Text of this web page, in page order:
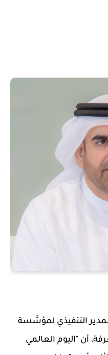
التنفيذي لمؤسَّسة
أن "اليوم العالمي